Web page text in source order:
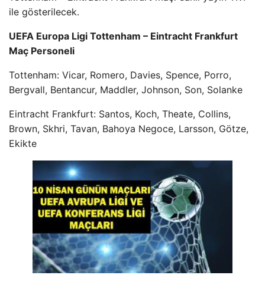
ile gösterilecek.
UEFA Europa Ligi Tottenham – Eintracht Frankfurt
Maç Personeli
Tottenham: Vicar, Romero, Davies, Spence, Porro,
Bergvall, Bentancur, Maddler, Johnson, Son, Solanke
Eintracht Frankfurt: Santos, Koch, Theate, Collins,
Brown, Skhri, Tavan, Bahoya Negoce, Larsson, Götze,
Ekikte